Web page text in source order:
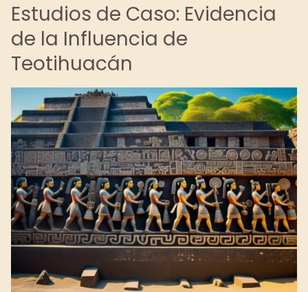
Estudios de Caso: Evidencia
de la Influencia de
Teotihuacán